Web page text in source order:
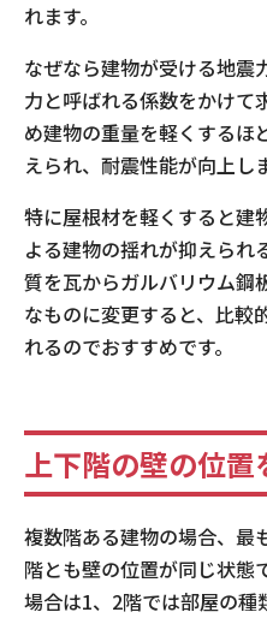
れます。
なぜなら建物が受ける地震
力と呼ばれる係数をかけて
め建物の重量を軽くするほ
えられ、耐震性能が向上し
特に屋根材を軽くすると建
よる建物の揺れが抑えられ
質を瓦からガルバリウム鋼
なものに変更すると、比較
れるのでおすすめです。
上下階の壁の位置
複数階ある建物の場合、最
階とも壁の位置が同じ状態
場合は1、2階では部屋の